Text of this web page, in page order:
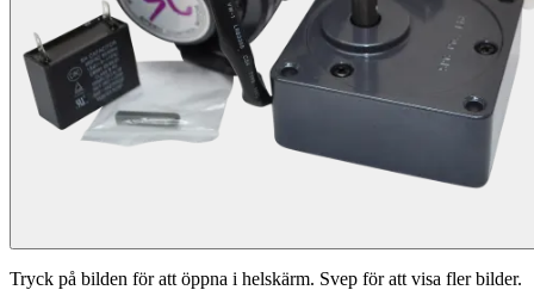
Tryck på bilden för att öppna i helskärm. Svep för att visa fler bilder.